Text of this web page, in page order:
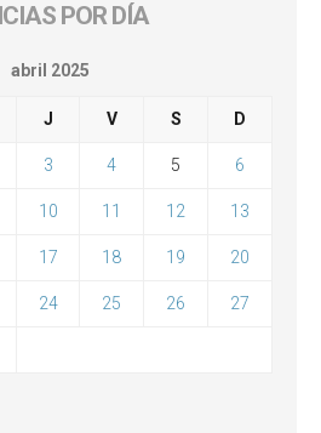
POR DÍA
abril 2025
J V S D
3 4 5 6
10 11 12 13
17 18 19 20
24 25 26 27